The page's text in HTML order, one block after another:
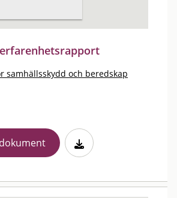
erfarenhetsrapport
samhällsskydd och beredskap